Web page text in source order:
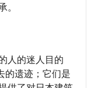
。
人的迷人目的
的遗迹；它们是